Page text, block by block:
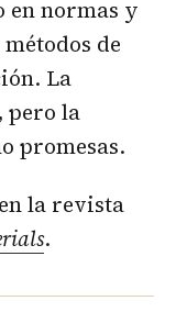
en normas y
de
La
pero la
promesas.
la revista
.